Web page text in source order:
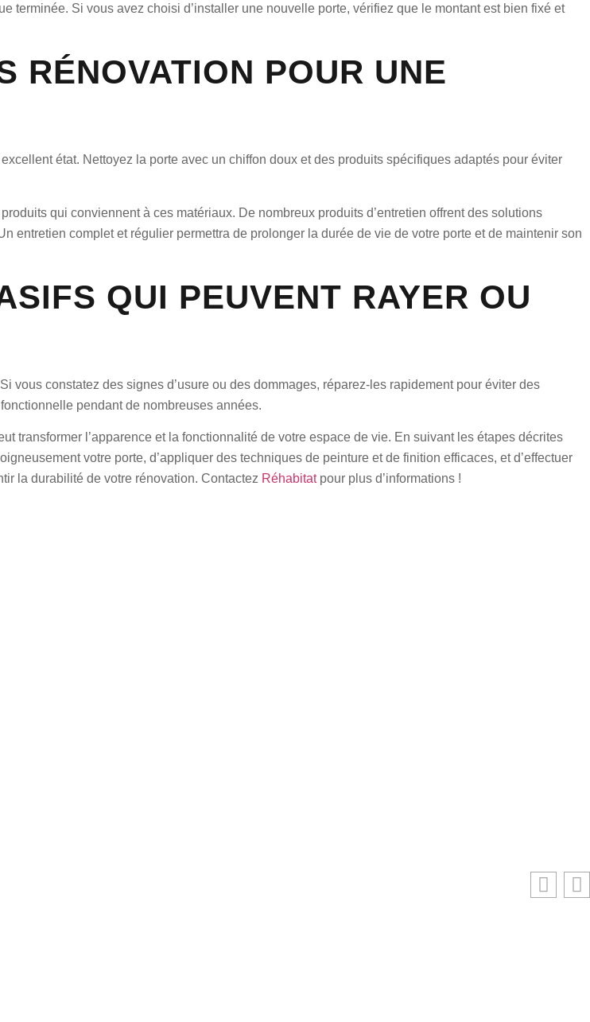
terminée. Si vous avez choisi d’installer une nouvelle porte, vérifiez que le montant est bien fixé et
RÉNOVATION POUR UNE
état. Nettoyez la porte avec un chiffon doux et des produits spécifiques adaptés pour éviter
qui conviennent à ces matériaux. De nombreux produits d’entretien offrent des solutions
entretien complet et régulier permettra de prolonger la durée de vie de votre porte et de maintenir son
QUI PEUVENT RAYER OU
constatez des signes d’usure ou des dommages, réparez-les rapidement pour éviter des
pendant de nombreuses années.
transformer l’apparence et la fonctionnalité de votre espace de vie. En suivant les étapes décrites
votre porte, d’appliquer des techniques de peinture et de finition efficaces, et d’effectuer
la durabilité de votre rénovation. Contactez Réhabitatpour plus d’informations !